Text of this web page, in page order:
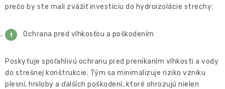
prečo by ste mali zvážiť investíciu do hydroizolácie strechy:
Ochrana pred vlhkosťou a poškodením
Poskytuje spoľahlivú ochranu pred prenikaním vlhkosti a vody
do strešnej konštrukcie. Tým sa minimalizuje riziko vzniku
plesní, hniloby a ďalších poškodení, ktoré ohrozujú nielen